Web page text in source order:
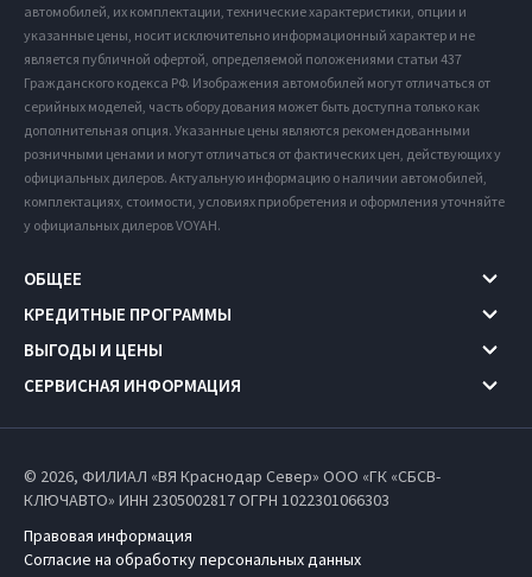
автомобилей, их комплектации, технические характеристики, опции и
указанные цены, носит исключительно информационный характер и не
является публичной офертой, определяемой положениями статьи 437
Гражданского кодекса РФ. Изображения автомобилей могут отличаться от
серийных моделей, часть оборудования может быть доступна только как
дополнительная опция. Указанные цены являются рекомендованными
розничными ценами и могут отличаться от фактических цен, действующих у
официальных дилеров. Актуальную информацию о наличии автомобилей,
комплектациях, стоимости, условиях приобретения и оформления уточняйте
у официальных дилеров VOYAH.
ОБЩЕЕ
КРЕДИТНЫЕ ПРОГРАММЫ
ВЫГОДЫ И ЦЕНЫ
СЕРВИСНАЯ ИНФОРМАЦИЯ
© 2026, ФИЛИАЛ «ВЯ Краснодар Север» ООО «ГК «СБСВ-
КЛЮЧАВТО» ИНН 2305002817ОГРН 1022301066303
Правовая информация
Согласие на обработку персональных данных